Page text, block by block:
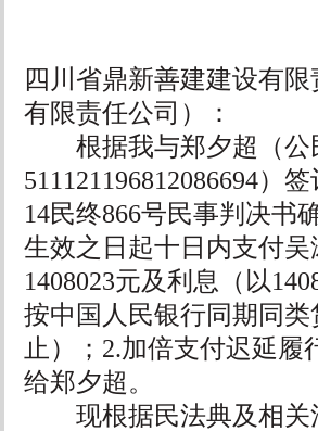
四川省鼎新善建建设有
有限责任公司）：
根据我与郑夕超（公
511121196812086694）
14民终866号民事判决书
生效之日起十日内支付
1408023元及利息（以
按中国人民银行同期同
止）；2.加倍支付迟延
给郑夕超。
现根据民法典及相关